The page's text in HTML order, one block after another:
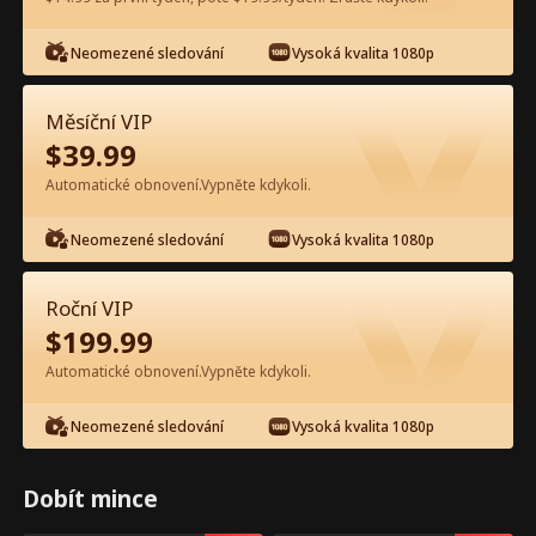
Sledujte zdarma v aplikaci
Epizoda 33 - Vyhodila jsi páteř
Detroitu Celý film
Neomezené sledování Vysoká kvalita 1080p
Měsíční VIP
$39.99
Automatické obnovení.Vypněte kdykoli.
Neomezené sledování Vysoká kvalita 1080p
Roční VIP
$199.99
Automatické obnovení.Vypněte kdykoli.
Neomezené sledování Vysoká kvalita 1080p
Dobít mince